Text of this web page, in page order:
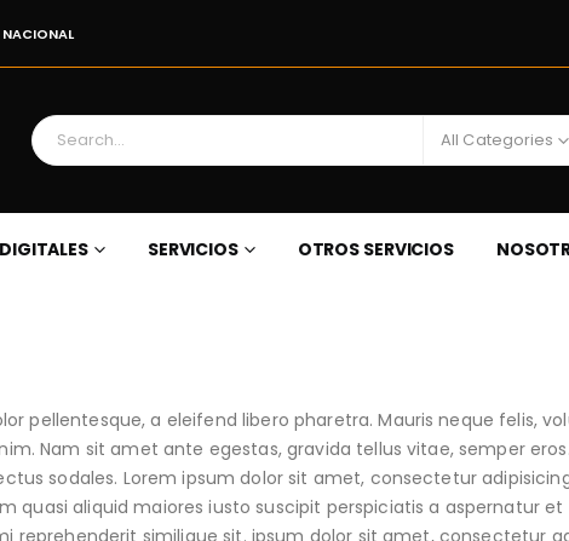
All Categories
DIGITALES SERVICIOS OTROS SERVICIOS
pellentesque, a eleifend libero pharetra. Mauris neque felis,
Nam sit amet ante egestas, gravida tellus vitae, semper
sodales. Lorem ipsum dolor sit amet, consectetur
quasi aliquid maiores iusto suscipit perspiciatis a aspernatur
reprehenderit similique sit. ipsum dolor sit amet, consectetur